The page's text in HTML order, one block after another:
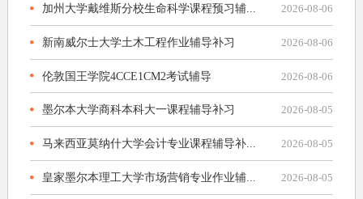
加州大学戴维斯分校生命科学课程预习辅... 2026-08-06
新南威尔士大学土木工程作业辅导补习 2026-08-06
伦敦国王学院4CCE1CM2考试辅导 2026-08-06
墨尔本大学商科本科大一课程辅导补习 2026-08-05
马来西亚莫纳什大学会计专业课程辅导补... 2026-08-05
皇家墨尔本理工大学市场营销专业作业辅... 2026-08-05